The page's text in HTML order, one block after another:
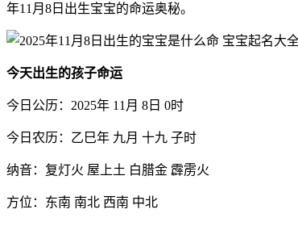
年11月8日出生宝宝的命运奥秘。
今天出生的孩子命运
今日公历：2025年 11月 8日 0时
今日农历：乙巳年 九月 十九 子时
纳音：复灯火 屋上土 白腊金 霹雳火
方位：东南 南北 西南 中北